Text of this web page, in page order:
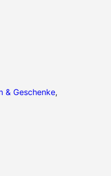
& Geschenke,